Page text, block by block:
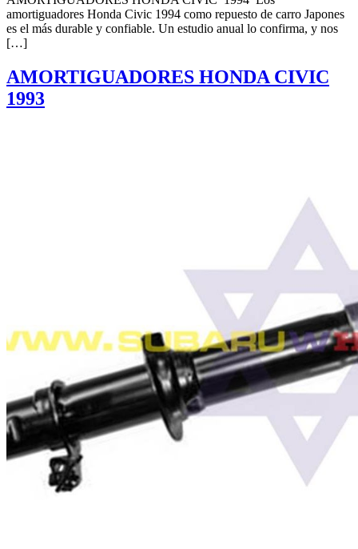
amortiguadores Honda Civic 1994 como repuesto de carro Japones
es el más durable y confiable. Un estudio anual lo confirma, y nos
[…]
AMORTIGUADORES HONDA CIVIC
1993